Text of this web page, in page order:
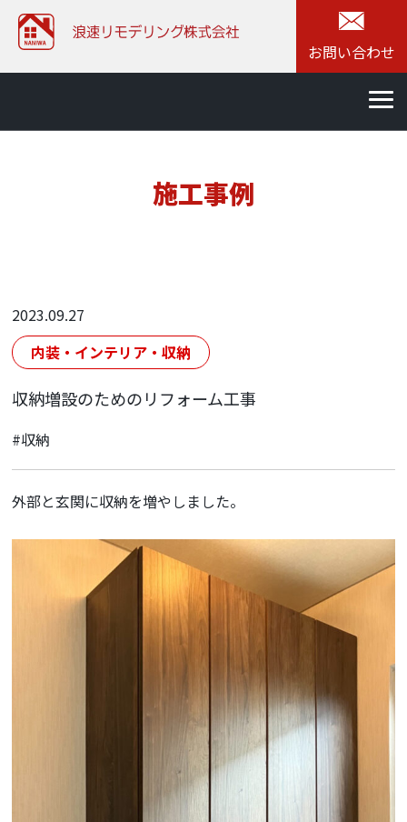
お問い合わせ
施工事例
2023.09.27
内装・インテリア・収納
収納増設のためのリフォーム工事
#収納
外部と玄関に収納を増やしました。